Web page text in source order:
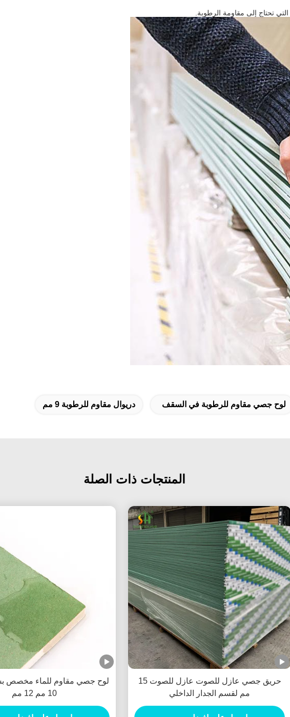
تحتاج إلى مقاومة الرطوبة.
لوح جصي مقاوم للرطوبة في السقف دريوال مقاوم للرطوبة 9 مم
المنتجات ذات الصلة
حريق جصي عازل للصوت عازل للصوت 15
مم لقسم الجدار الداخلي
10 مم 12 مم